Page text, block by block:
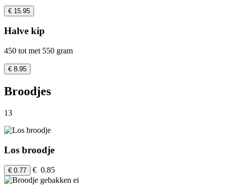
€ 15.95
Halve kip
450 tot met 550 gram
€ 8.95
Broodjes
13
Los broodje
€ 0.77 € 0.85